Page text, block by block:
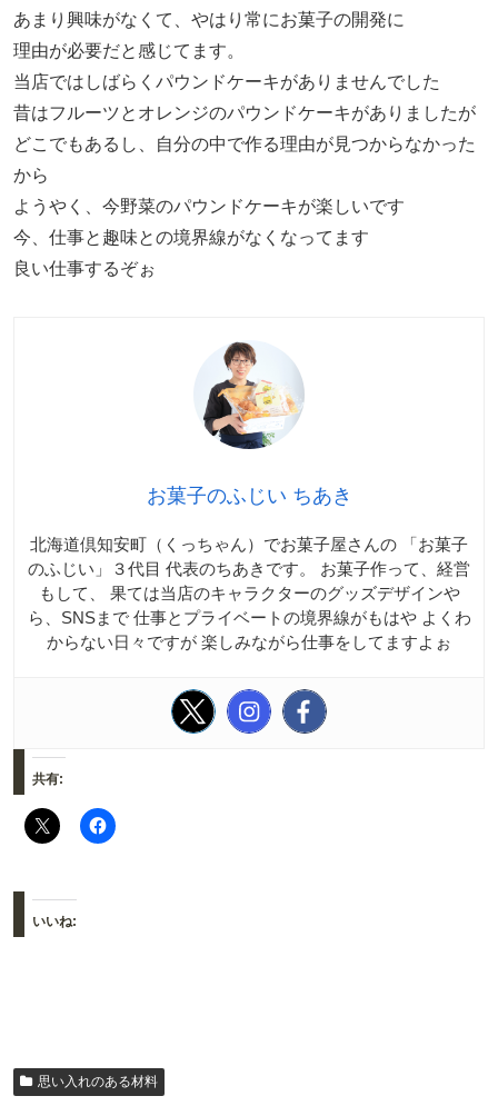
あまり興味がなくて、やはり常にお菓子の開発に
理由が必要だと感じてます。
当店ではしばらくパウンドケーキがありませんでした
昔はフルーツとオレンジのパウンドケーキがありましたが
どこでもあるし、自分の中で作る理由が見つからなかった
から
ようやく、今野菜のパウンドケーキが楽しいです
今、仕事と趣味との境界線がなくなってます
良い仕事するぞぉ
お菓子のふじい ちあき
北海道倶知安町（くっちゃん）でお菓子屋さんの 「お菓子
のふじい」３代目 代表のちあきです。 お菓子作って、経営
もして、 果ては当店のキャラクターのグッズデザインや
ら、SNSまで 仕事とプライベートの境界線がもはや よくわ
からない日々ですが 楽しみながら仕事をしてますよぉ
共有:
いいね:
思い入れのある材料